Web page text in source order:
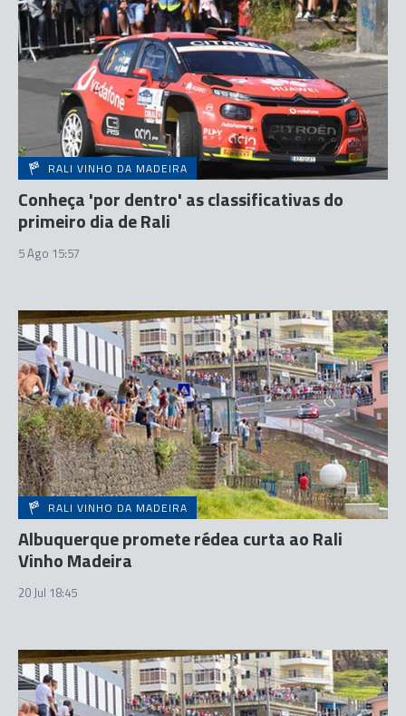
RALI VINHO DA MADEIRA
Conheça 'por dentro' as classificativas do
primeiro dia de Rali
5 Ago 15:57
RALI VINHO DA MADEIRA
Albuquerque promete rédea curta ao Rali
Vinho Madeira
20 Jul 18:45